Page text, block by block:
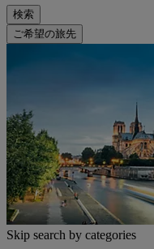
検索
ご希望の旅先
Skip search by categories